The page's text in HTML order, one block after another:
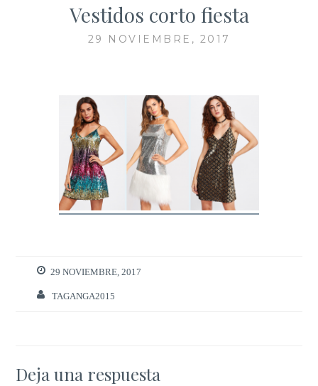
Vestidos corto fiesta
29 NOVIEMBRE, 2017
29 NOVIEMBRE, 2017
TAGANGA2015
Deja una respuesta